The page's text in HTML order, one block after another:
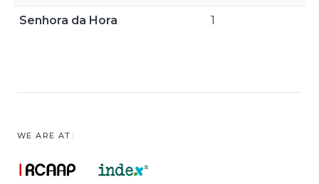
Senhora da Hora 1
WE ARE AT: